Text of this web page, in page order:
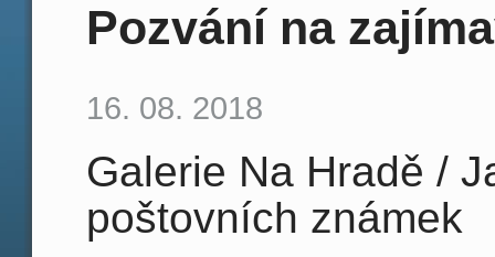
Pozvání na
16. 08. 2018
Galerie Na Hradě /
poštovních známek